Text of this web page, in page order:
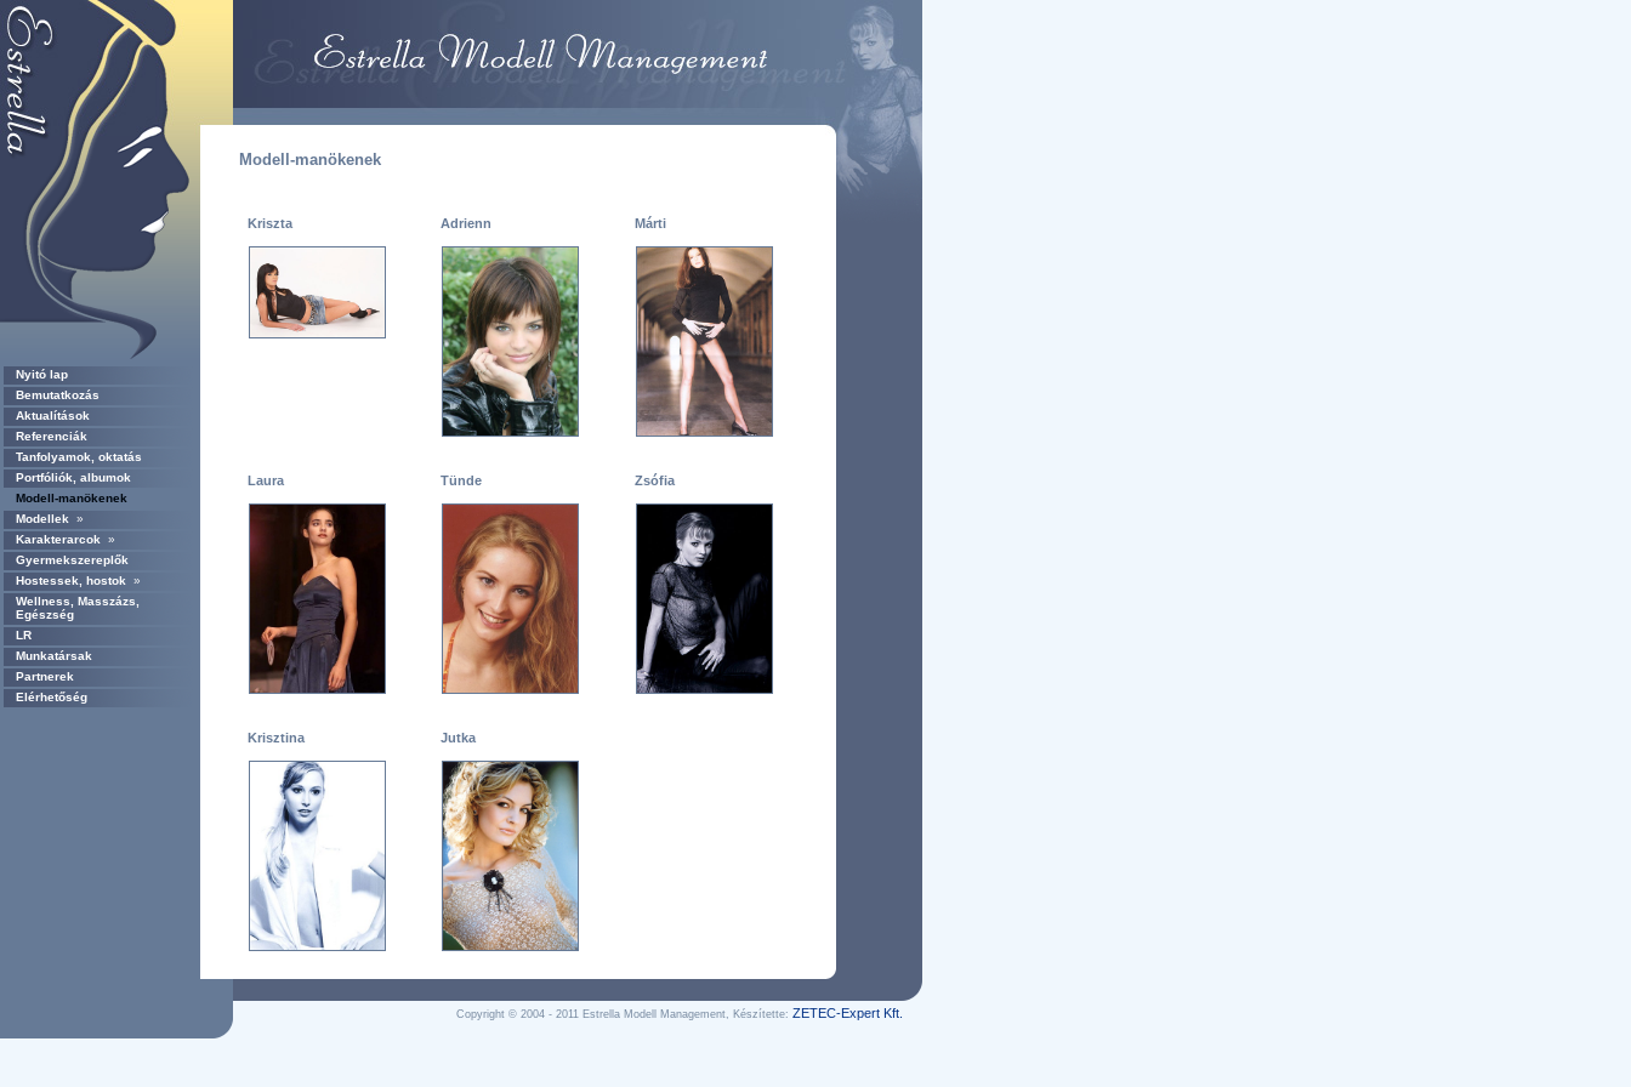
Nyitó lap
Bemutatkozás
Aktualítások
Referenciák
Tanfolyamok, oktatás
Portfóliók, albumok
Modell-manökenek
Modellek »
Karakterarcok »
Gyermekszereplők
Hostessek, hostok »
Wellness, Masszázs,
Egészség
LR
Munkatársak
Partnerek
Elérhetőség
Modell-manökenek
Kriszta Adrienn Márti
Laura Tünde Zsófia
Krisztina Jutka
Copyright © 2004 - 2011 Estrella Modell Management, Készítette: ZETEC-Expert Kft.